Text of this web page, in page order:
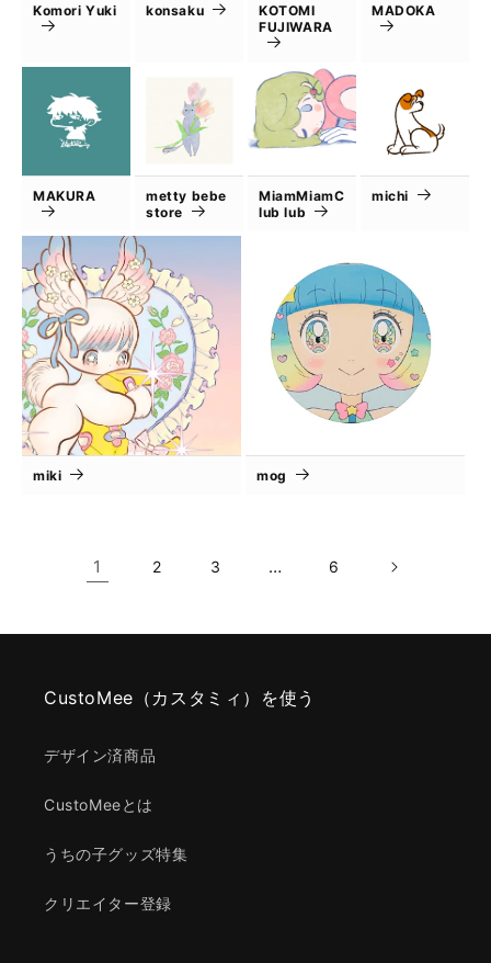
Komori Yuki konsaku
KOTOMI
FUJIWARA
MADOKA
MAKURA
metty bebe
store
MiamMiamC
lub lub
michi
miki mog
1 2 3 … 6
CustoMee（カスタミィ）を使う
デザイン済商品
CustoMeeとは
うちの子グッズ特集
クリエイター登録